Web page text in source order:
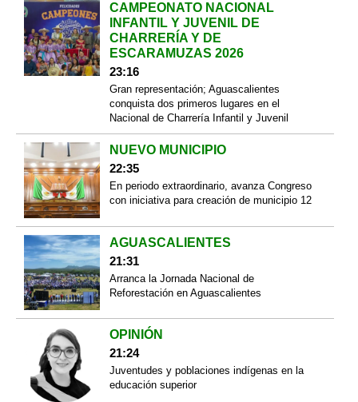
CAMPEONATO NACIONAL
INFANTIL Y JUVENIL DE
CHARRERÍA Y DE
ESCARAMUZAS 2026
23:16
Gran representación; Aguascalientes
conquista dos primeros lugares en el
Nacional de Charrería Infantil y Juvenil
NUEVO MUNICIPIO
22:35
En periodo extraordinario, avanza Congreso
con iniciativa para creación de municipio 12
AGUASCALIENTES
21:31
Arranca la Jornada Nacional de
Reforestación en Aguascalientes
OPINIÓN
21:24
Juventudes y poblaciones indígenas en la
educación superior